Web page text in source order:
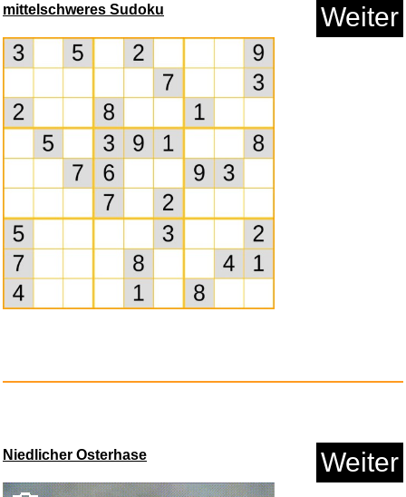
Sodapop Sirup Afri Cola Mix Or...
The Museum of Lost
Tomorrows...
mittelschweres Sudoku Weiter
Niedlicher Osterhase Weiter